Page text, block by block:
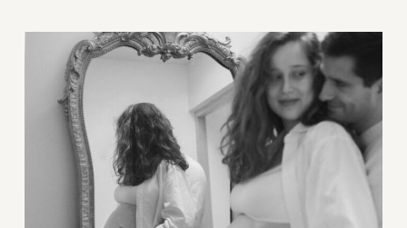
STUDIO
PHOTO
VOS
PHOTOS
DE
FAMILLE
À